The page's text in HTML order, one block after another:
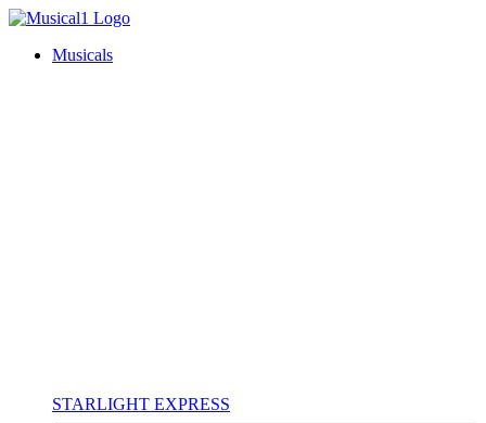
Musicals
STARLIGHT EXPRESS